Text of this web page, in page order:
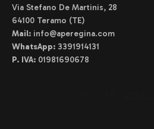
Via Stefano De Martinis, 28
64100 Teramo (TE)
Mail: info@aperegina.com
WhatsApp: 3391914131
P. IVA: 01981690678